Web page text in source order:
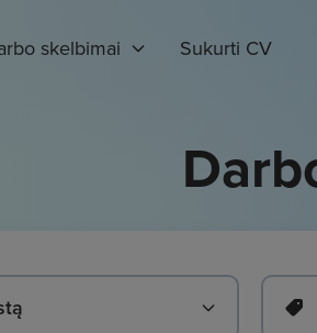
skelbimai Sukurti CV